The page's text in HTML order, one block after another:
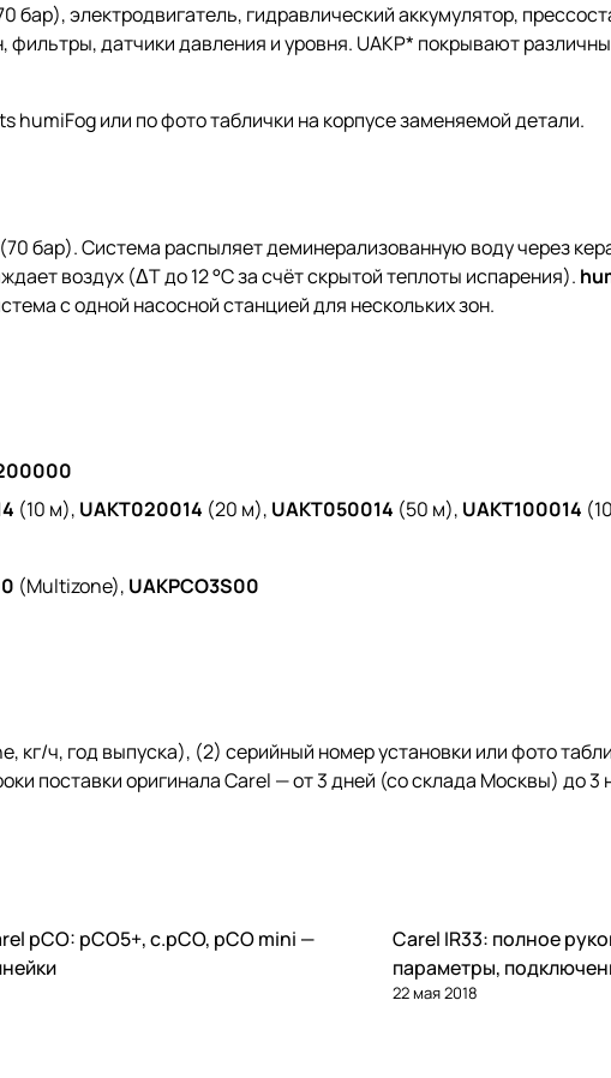
электродвигатель, гидравлический аккумулятор,
датчики давления и уровня. UAKP* покрывают
или по фото таблички на корпусе заменяемой детали.
бар). Система распыляет деминерализованную воду через
воздух (ΔT до 12 °C за счёт скрытой теплоты испарения).
с одной насосной станцией для нескольких зон.
(10 м), UAKT020014 (20 м), UAKT050014 (50 м), UAKT100014
(Multizone), UAKPCO3S00
ч, год выпуска), (2) серийный номер установки или фото
поставки оригинала Carel — от 3 дней (со склада Москвы) до 3
pCO: pCO5+, c.pCO, pCO mini —
Автоматика и контроллеры
Carel IR33: полное
параметры,
22 мая 2018